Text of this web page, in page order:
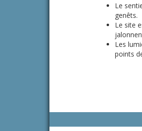
Le
genêts.
Le site
Les
points